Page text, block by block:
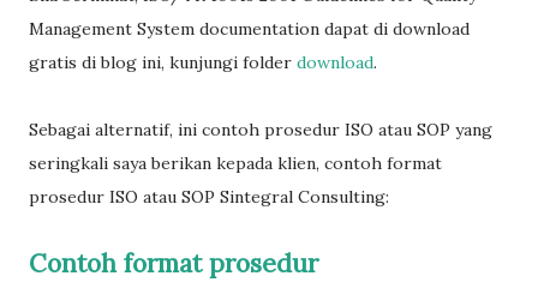
Management System documentation dapat di download
gratis di blog ini, kunjungi folder download.
Sebagai alternatif, ini contoh prosedur ISO atau SOP yang
seringkali saya berikan kepada klien, contoh format
prosedur ISO atau SOP Sintegral Consulting:
Contoh format prosedur